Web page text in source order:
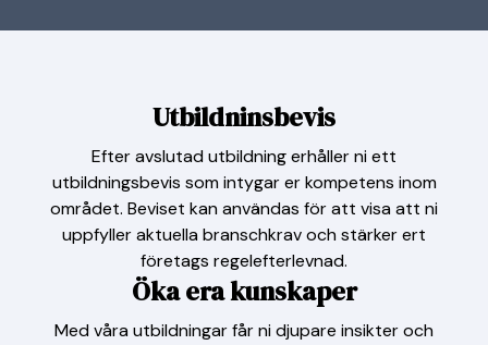
Utbildninsbevis
Efter avslutad utbildning erhåller ni ett
utbildningsbevis som intygar er kompetens inom
området. Beviset kan användas för att visa att ni
uppfyller aktuella branschkrav och stärker ert
företags regelefterlevnad.
Öka era kunskaper
Med våra utbildningar får ni djupare insikter och